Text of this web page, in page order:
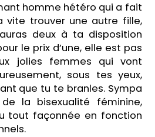
homme hétéro qui a fait
vite trouver une autre fille,
deux à ta disposition
le prix d’une, elle est pas
jolies femmes qui vont
sous tes yeux,
que tu te branles. Sympa
la bisexualité féminine,
tout façonnée en fonction